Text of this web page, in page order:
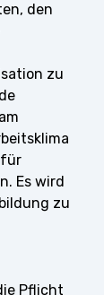
den
zu
für
Es wird
zu
Pflicht